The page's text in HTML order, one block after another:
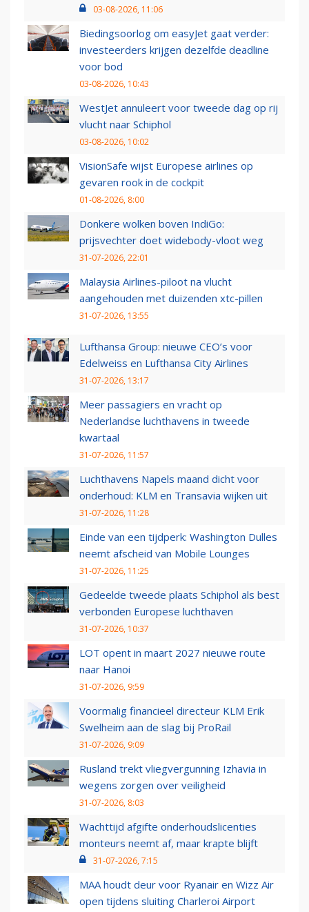
03-08-2026, 11:06
Biedingsoorlog om easyJet gaat verder:
investeerders krijgen dezelfde deadline
voor bod
03-08-2026, 10:43
WestJet annuleert voor tweede dag op rij
vlucht naar Schiphol
03-08-2026, 10:02
VisionSafe wijst Europese airlines op
gevaren rook in de cockpit
01-08-2026, 8:00
Donkere wolken boven IndiGo:
prijsvechter doet widebody-vloot weg
31-07-2026, 22:01
Malaysia Airlines-piloot na vlucht
aangehouden met duizenden xtc-pillen
31-07-2026, 13:55
Lufthansa Group: nieuwe CEO’s voor
Edelweiss en Lufthansa City Airlines
31-07-2026, 13:17
Meer passagiers en vracht op
Nederlandse luchthavens in tweede
kwartaal
31-07-2026, 11:57
Luchthavens Napels maand dicht voor
onderhoud: KLM en Transavia wijken uit
31-07-2026, 11:28
Einde van een tijdperk: Washington Dulles
neemt afscheid van Mobile Lounges
31-07-2026, 11:25
Gedeelde tweede plaats Schiphol als best
verbonden Europese luchthaven
31-07-2026, 10:37
LOT opent in maart 2027 nieuwe route
naar Hanoi
31-07-2026, 9:59
Voormalig financieel directeur KLM Erik
Swelheim aan de slag bij ProRail
31-07-2026, 9:09
Rusland trekt vliegvergunning Izhavia in
wegens zorgen over veiligheid
31-07-2026, 8:03
Wachttijd afgifte onderhoudslicenties
monteurs neemt af, maar krapte blijft
31-07-2026, 7:15
MAA houdt deur voor Ryanair en Wizz Air
open tijdens sluiting Charleroi Airport